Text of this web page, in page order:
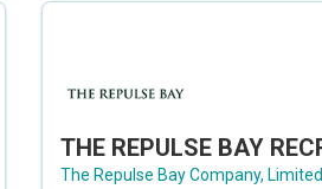
The Repulse Bay Company, Limited